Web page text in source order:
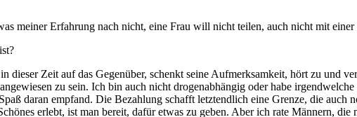
meiner Erfahrung nach nicht, eine Frau will nicht teilen, auch nicht mit
Zeit auf das Gegenüber, schenkt seine Aufmerksamkeit, hört zu und
zu sein. Ich bin auch nicht drogenabhängig oder habe
daran empfand. Die Bezahlung schafft letztendlich eine Grenze, die auch
erlebt, ist man bereit, dafür etwas zu geben. Aber ich rate Männern, die